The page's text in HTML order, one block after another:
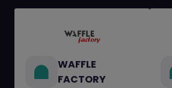
WAFFLE
FACTORY